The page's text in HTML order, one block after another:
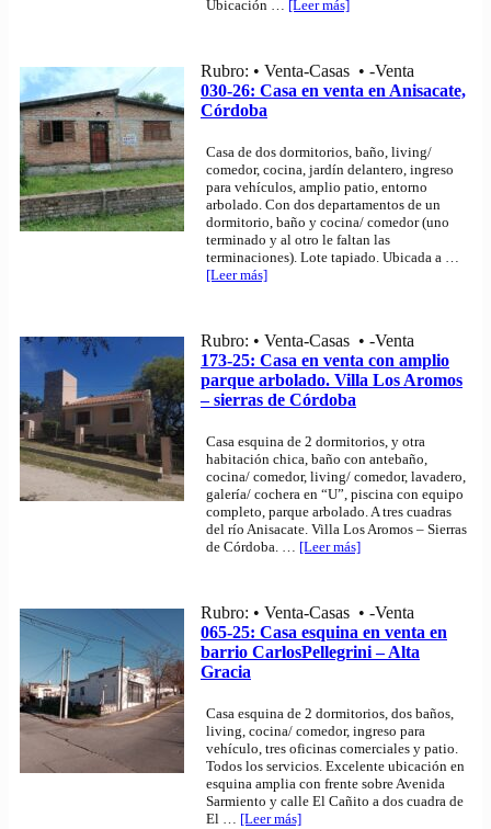
Ubicación [Leer más]
Rubro: • Venta-Casas • -Venta
030-26: Casa en venta en Anisacate,
Córdoba
Casa de dos dormitorios, baño, living/
comedor, cocina, jardín delantero, ingreso
para vehículos, amplio patio, entorno
arbolado. Con dos departamentos de un
dormitorio, baño y cocina/ comedor (uno
terminado y al otro le faltan las
terminaciones). Lote tapiado. Ubicada a
[Leer más]
Rubro: • Venta-Casas • -Venta
173-25: Casa en venta con amplio
parque arbolado. Villa Los Aromos
– sierras de Córdoba
Casa esquina de 2 dormitorios, y otra
habitación chica, baño con antebaño,
cocina/ comedor, living/ comedor, lavadero,
galería/ cochera en “U”, piscina con equipo
completo, parque arbolado. A tres cuadras
del río Anisacate. Villa Los Aromos – Sierras
de Córdoba. … [Leer más]
Rubro: • Venta-Casas • -Venta
065-25: Casa esquina en venta en
barrio CarlosPellegrini – Alta
Gracia
Casa esquina de 2 dormitorios, dos baños,
living, cocina/ comedor, ingreso para
vehículo, tres oficinas comerciales y patio.
Todos los servicios. Excelente ubicación en
esquina amplia con frente sobre Avenida
Sarmiento y calle El Cañito a dos cuadra de
El … [Leer más]